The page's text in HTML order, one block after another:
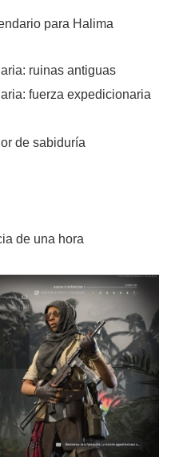
para Halima
ruinas antiguas
fuerza expedicionaria
de sabiduría
de una hora